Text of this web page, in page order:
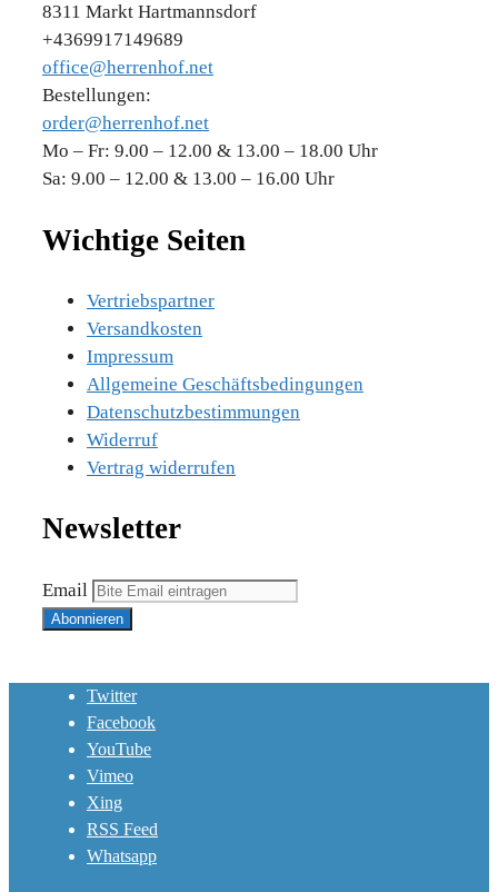
8311 Markt Hartmannsdorf
+4369917149689
office@herrenhof.net
Bestellungen:
order@herrenhof.net
Mo – Fr: 9.00 – 12.00 & 13.00 – 18.00 Uhr
Sa: 9.00 – 12.00 & 13.00 – 16.00 Uhr
Wichtige Seiten
Vertriebspartner
Versandkosten
Impressum
Allgemeine Geschäftsbedingungen
Datenschutzbestimmungen
Widerruf
Vertrag widerrufen
Newsletter
Email
Twitter
Facebook
YouTube
Vimeo
Xing
RSS Feed
Whatsapp